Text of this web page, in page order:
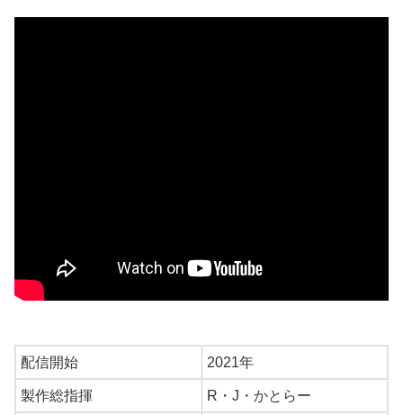
配信開始 2021年
製作総指揮 R・J・かとらー